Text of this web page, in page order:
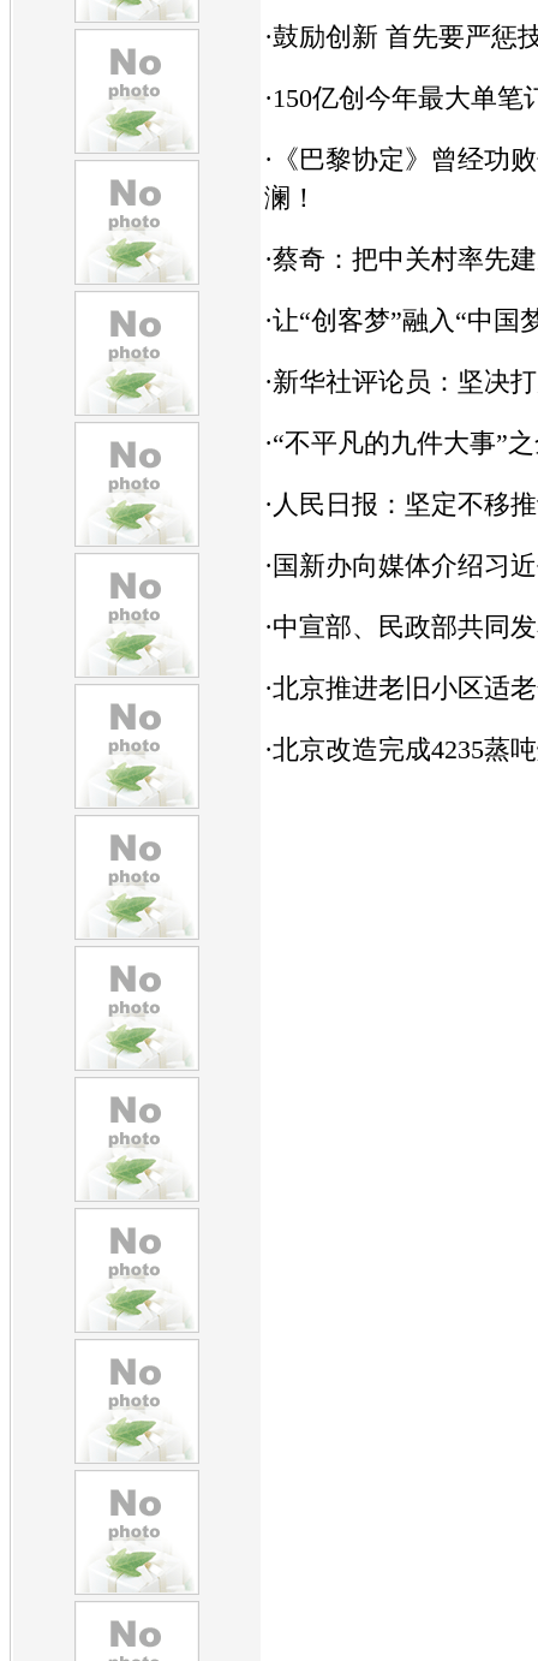
·鼓励创新 首先要严惩
·150亿创今年最大单
· 《巴黎协定》曾经功
澜！
·蔡奇：把中关村率先
·让“创客梦”融入“中国
·新华社评论员：坚决
·“不平凡的九件大事”
· 人民日报：坚定不移
· 国新办向媒体介绍习
·中宣部、民政部共同
·北京推进老旧小区适
·北京改造完成4235蒸